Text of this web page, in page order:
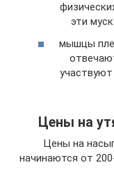
эти
мышцы
Цены на
Цены на
начинаются от